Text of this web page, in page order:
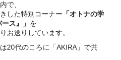
内で、
した特別コーナー 「オトナの学
ス』」 を
お送りしています。
20代のころに「AKIRA」で共